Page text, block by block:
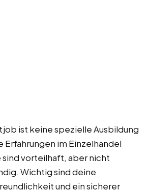
ist keine spezielle Ausbildung
Erfahrungen im Einzelhandel
sind vorteilhaft, aber nicht
Wichtig sind deine
und ein sicherer